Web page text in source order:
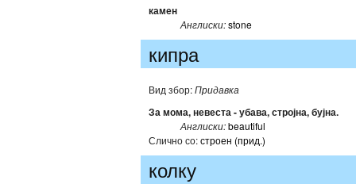
камен
Англиски:stone
кипра
Вид збор:Придавка
За мома, невеста - убава, стројна, бујна.
Англиски:beautiful
Слично со:строен (прид.)
колку